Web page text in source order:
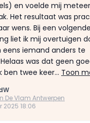
en voelde mij
Het resultaat was
wens. Bij een volgende
liet ik mij overtuigen
eens iemand anders te
was dat geen
ben twee keer... Toon
De Vlam Antwerpen
2025 18:06